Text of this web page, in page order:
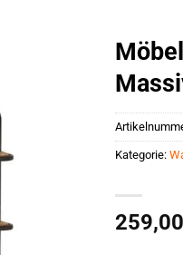
259,00
Kategorie: